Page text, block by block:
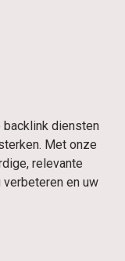
diensten
Met onze
relevante
en uw